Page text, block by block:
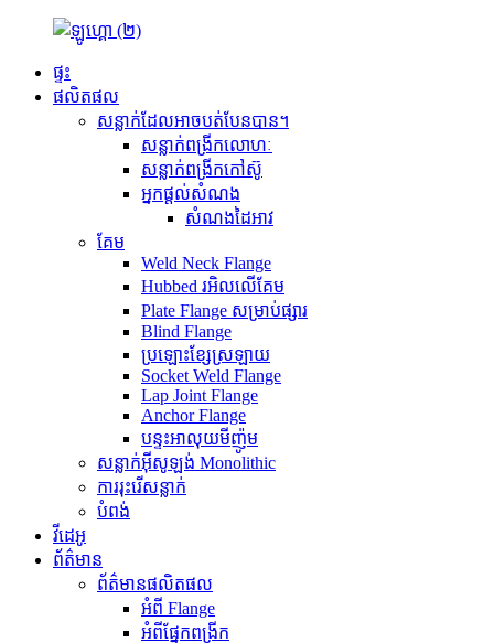
ផ្ទះ
ផលិតផល
សន្លាក់ដែលអាចបត់បែនបាន។
សន្លាក់ពង្រីកលោហៈ
សន្លាក់ពង្រីកកៅស៊ូ
អ្នកផ្តល់សំណង
សំណងដៃអាវ
គែម
Weld Neck Flange
Hubbed រអិលលើគែម
Plate Flange សម្រាប់ផ្សារ
Blind Flange
ប្រឡោះខ្សែស្រឡាយ
Socket Weld Flange
Lap Joint Flange
Anchor Flange
បន្ទះអាលុយមីញ៉ូម
សន្លាក់អ៊ីសូឡង់ Monolithic
ការរុះរើសន្លាក់
បំពង់
វីដេអូ
ព័ត៌មាន
ព័ត៌មានផលិតផល
អំពី Flange
អំពីផ្នែកពង្រីក